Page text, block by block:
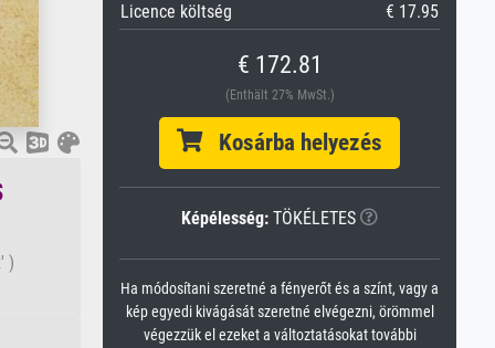
)
Licence költség
€ 17.95
€ 172.81
(Enthält 27% MwSt.)
Kosárba helyezés
Képélesség: TÖKÉLETES
Ha módosítani szeretné a fényerőt és a színt, vagy a
kép egyedi kivágását szeretné elvégezni, örömmel
végezzük el ezeket a változtatásokat további